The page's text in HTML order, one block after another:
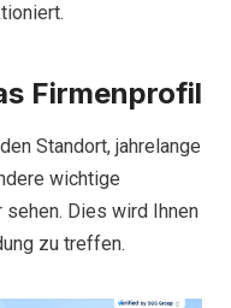
Firmenprofil
Standort, jahrelange
wichtige
Dies wird Ihnen
zu treffen.